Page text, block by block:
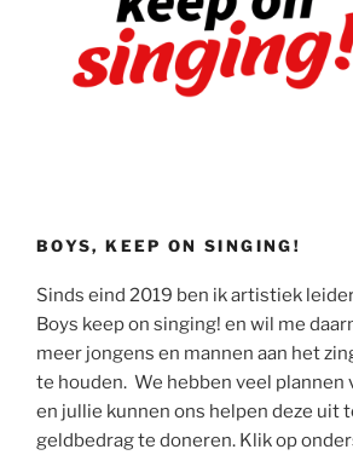
BOYS, KEEP ON SINGING!
Sinds eind 2019 ben ik artistiek
Boys keep on singing! en wil me
meer jongens en mannen aan het
te houden. We hebben veel
en jullie kunnen ons helpen deze uit
geldbedrag te doneren. Klik op